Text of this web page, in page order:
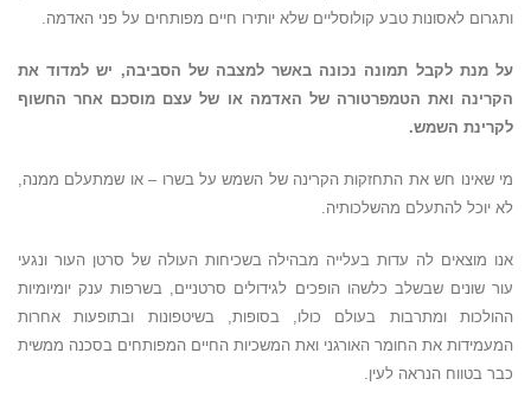
ותגרום לאסונות טבע קולוסליים שלא יותירו חיים מפותחים על פני האדמה.
על מנת לקבל תמונה נכונה באשר למצבה של הסביבה, יש למדוד את
הקרינה ואת הטמפרטורה של האדמה או של עצם מוסכם אחר החשוף
לקרינת השמש.
מי שאינו חש את התחזקות הקרינה של השמש על בשרו – או שמתעלם ממנה,
לא יוכל להתעלם מהשלכותיה.
אנו מוצאים לה עדות בעלייה מבהילה בשכיחות העולה של סרטן העור ונגעי
עור שונים שבשלב כלשהו הופכים לגידולים סרטניים, בשרפות ענק יומיומיות
ההולכות ומתרבות בעולם כולו, בסופות, בשיטפונות ובתופעות אחרות
המעמידות את החומר האורגני ואת המשכיות החיים המפותחים בסכנה ממשית
כבר בטווח הנראה לעין.